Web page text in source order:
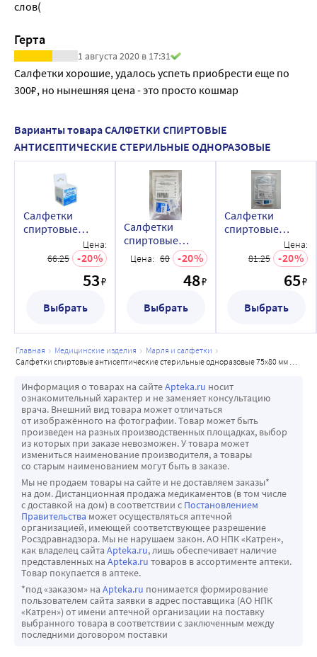
слов(
Герта
1 августа 2020 в 17:31
Салфетки хорошие, удалось успеть приобрести еще по
300₽, но нынешняя цена - это просто кошмар
Варианты товара САЛФЕТКИ СПИРТОВЫЕ
АНТИСЕПТИЧЕСКИЕ СТЕРИЛЬНЫЕ ОДНОРАЗОВЫЕ
Салфетки
спиртовые
антисептические
стерильные
одноразовые
30х60 мм 20 шт./
Цена:
66.25
20
53₽
Выбрать
Салфетки
спиртовые
антисептические
стерильные
одноразовые
пакет
Цена: 60 20
48₽
Выбрать
Салфетки
спиртовые
антисептические
стерильные
одноразовые
30х60 мм 50 шт./
Цена:
81.25
20
65₽
Выбрать
главная медицинские изделия
марля и салфетки
салфетки спиртовые антисептические стерильные одноразовые 75х80 мм 400 шт./коробка
Информация о товарах на сайтеApteka.ru носит
ознакомительный характер и не заменяет консультацию
врача. Внешний вид товара может отличаться
от изображённого на фотографии. Товар может быть
произведен на разных производственных площадках, выбор
из которых при заказе невозможен. У товара может
измениться наименование производителя, а товары
со старым наименованием могут быть в заказе.
Мы не продаем товары на сайте и не доставляем заказы*
на дом. Дистанционная продажа медикаментов (в том числе
с доставкой на дом) в соответствии с Постановлением
Правительства может осуществляться аптечной
организацией, имеющей соответствующее разрешение
Росздравнадзора. Мы не нарушаем закон. АО НПК «Катрен»,
как владелец сайта Apteka.ru, лишь обеспечивает наличие
представленных на Apteka.ru товаров в ассортименте аптеки.
Товар покупается в аптеке.
*под «заказом» на Apteka.ru понимается формирование
пользователем сайта заявки в адрес поставщика (АО НПК
«Катрен») от имени аптечной организации на поставку
выбранного товара в соответствии с заключенным между
последними договором поставки